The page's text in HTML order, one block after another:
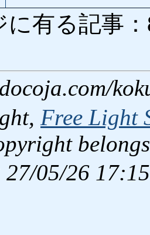
有る記事
Free Light
05/26 17:15